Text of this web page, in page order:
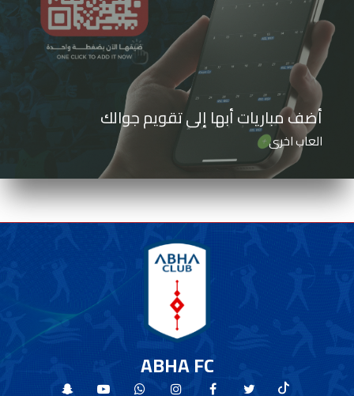
أضف مباريات أبها إلى تقويم جوالك
العاب اخرى
ABHA FC